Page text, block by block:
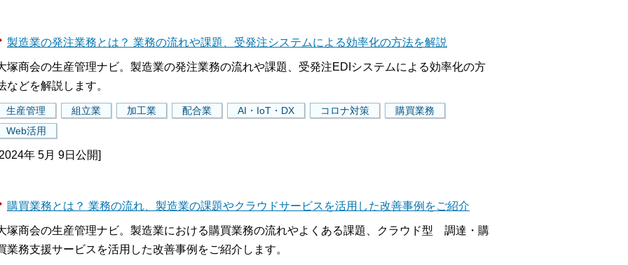
製造業の発注業務とは？ 業務の流れや課題、受発注システムによる効率化の方法を解説
塚商会の生産管理ナビ。製造業の発注業務の流れや課題、受発注EDIシステムによる効率化の方
などを解説します。
生産管理 組立業 加工業 配合業 AI・IoT・DX コロナ対策
購買業務
Web活用
年 5月 9日公開]
購買業務とは？ 業務の流れ、製造業の課題やクラウドサービスを活用した改善事例をご紹介
塚商会の生産管理ナビ。製造業における購買業務の流れやよくある課題、クラウド型 調達・購
業務支援サービスを活用した改善事例をご紹介します。